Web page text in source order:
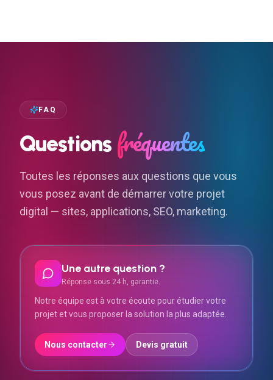
FAQ
Questions fréquentes
Toutes les réponses aux questions que vous
vous posez avant de démarrer votre projet
digital — sites, applications, SEO, marketing.
Une autre question ?
Réponse sous 24 h, garantie.
Notre équipe est à votre écoute pour étudier votre
projet et vous proposer la solution la plus adaptée.
Nous contacter Devis gratuit